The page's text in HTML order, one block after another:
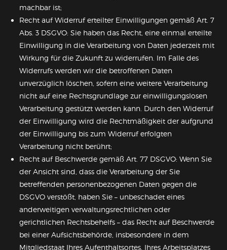
machbar ist;
Recht auf Widerruf erteilter Einwilligungen gemäß Art. 7
Abs. 3 DSGVO: Sie haben das Recht, eine einmal erteilte
Einwilligung in die Verarbeitung von Daten jederzeit mit
Wirkung für die Zukunft zu widerrufen. Im Falle des
Widerrufs werden wir die betroffenen Daten
unverzüglich löschen, sofern eine weitere Verarbeitung
nicht auf eine Rechtsgrundlage zur einwilligungslosen
Verarbeitung gestützt werden kann. Durch den Widerruf
der Einwilligung wird die Rechtmäßigkeit der aufgrund
der Einwilligung bis zum Widerruf erfolgten
Verarbeitung nicht berührt;
Recht auf Beschwerde gemäß Art. 77 DSGVO: Wenn Sie
der Ansicht sind, dass die Verarbeitung der Sie
betreffenden personenbezogenen Daten gegen die
DSGVO verstößt, haben Sie – unbeschadet eines
anderweitigen verwaltungsrechtlichen oder
gerichtlichen Rechtsbehelfs – das Recht auf Beschwerde
bei einer Aufsichtsbehörde, insbesondere in dem
Mitgliedstaat Ihres Aufenthaltsortes, Ihres Arbeitsplatzes